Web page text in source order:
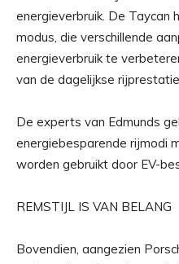
energieverbruik. De Taycan
modus, die verschillende
energieverbruik te
van de dagelijkse
De experts van Edmunds
energiebesparende rijmodi
worden gebruikt door EV-
REMSTIJL IS VAN BELANG
Bovendien, aangezien